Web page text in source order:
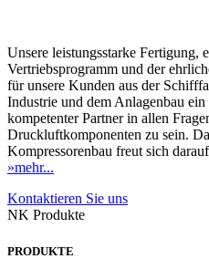
Unsere leistungsstarke Fertigung,
Vertriebsprogramm und der
für unsere Kunden aus der
Industrie und dem Anlagenbau
kompetenter Partner in allen
Druckluftkomponenten zu sein.
Kompressorenbau freut sich
»mehr...
Kontaktieren Sie uns
NK Produkte
PRODUKTE